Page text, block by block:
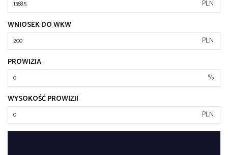
PLN
WNIOSEK DO WKW
PLN
PROWIZJA
%
WYSOKOŚĆ PROWIZJI
PLN